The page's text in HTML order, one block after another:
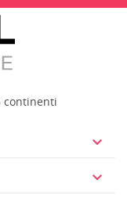
continenti

